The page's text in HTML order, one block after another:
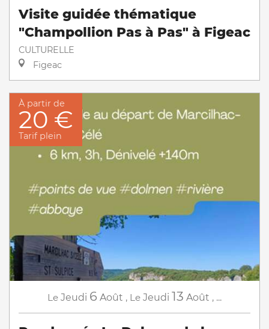
Visite guidée thématique
"Champollion Pas à Pas" à Figeac
CULTURELLE
Figeac
À partir de
20 €
Tarif plein
Le Jeudi 6 Août , Le Jeudi 13 Août , ...